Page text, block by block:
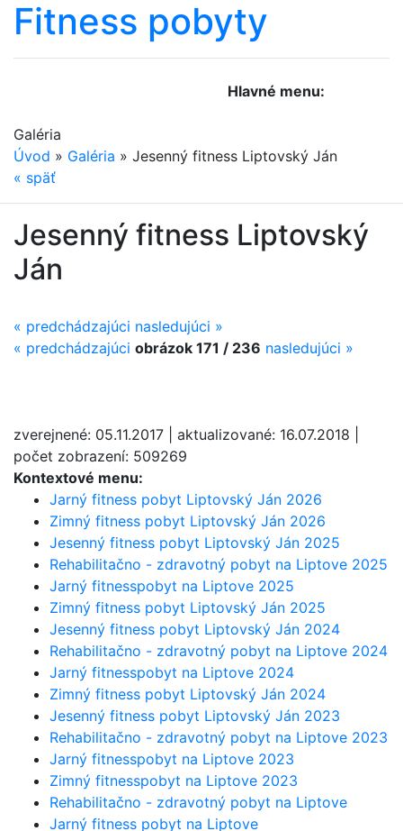
Fitness pobyty
Hlavné menu:
Galéria
Úvod » Galéria » Jesenný fitness Liptovský Ján
« späť
Kontextové menu:
Jarný fitness pobyt Liptovský Ján 2026
Zimný fitness pobyt Liptovský Ján 2026
Jesenný fitness pobyt Liptovský Ján 2025
Rehabilitačno - zdravotný pobyt na Liptove 2025
Jarný fitnesspobyt na Liptove 2025
Zimný fitness pobyt Liptovský Ján 2025
Jesenný fitness pobyt Liptovský Ján 2024
Rehabilitačno - zdravotný pobyt na Liptove 2024
Jarný fitnesspobyt na Liptove 2024
Zimný fitness pobyt Liptovský Ján 2024
Jesenný fitness pobyt Liptovský Ján 2023
Rehabilitačno - zdravotný pobyt na Liptove 2023
Jarný fitnesspobyt na Liptove 2023
Zimný fitnesspobyt na Liptove 2023
Rehabilitačno - zdravotný pobyt na Liptove
Jarný fitness pobyt na Liptove
Jesenný fitness Liptovský
Ján
« predchádzajúci nasledujúci »
« predchádzajúci obrázok 171 / 236 nasledujúci »
zverejnené: 05.11.2017 | aktualizované: 16.07.2018 |
počet zobrazení: 509269